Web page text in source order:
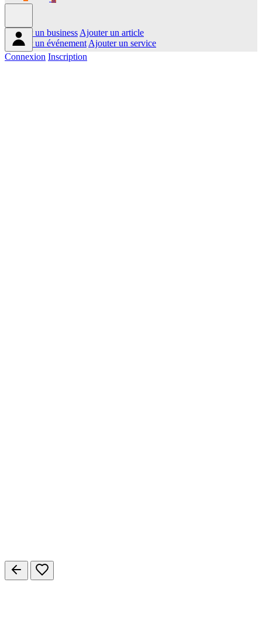
Ajouter un business Ajouter un article
Ajouter un événement Ajouter un service
Connexion Inscription